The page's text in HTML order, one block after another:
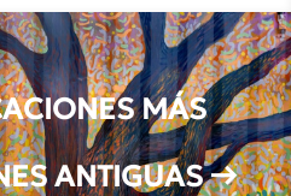
MÁS
ANTIGUAS→